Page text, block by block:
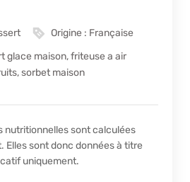
Origine : Française
glace maison, friteuse a air
sorbet maison
Elles sont donc données à titre
uniquement.